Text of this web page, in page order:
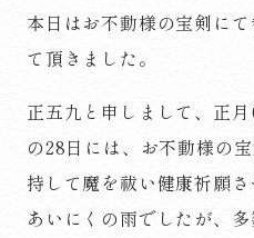
本日はお不動様の宝剣に
て頂きました。
正五九と申しまして、正
の28日には、お不動様の
持して魔を祓い健康祈願さ
あいにくの雨でしたが、